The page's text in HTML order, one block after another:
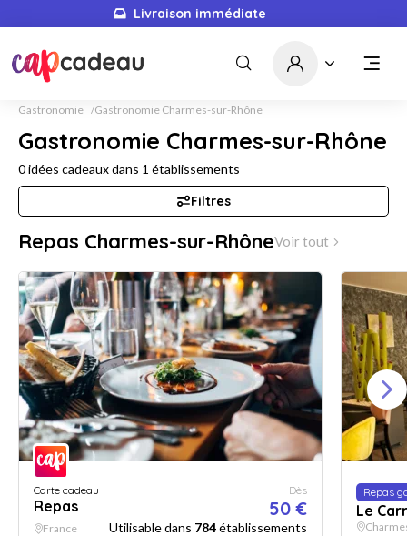
Livraison immédiate
Gastronomie Gastronomie Charmes-sur-Rhône
Gastronomie Charmes-sur-Rhône
0idées cadeaux dans 1 établissements
Filtres
Repas Charmes-sur-RhôneVoir tout
Carte cadeau
Repas
Dès
50 €
France Utilisable dans 784établissements
Repas
Le